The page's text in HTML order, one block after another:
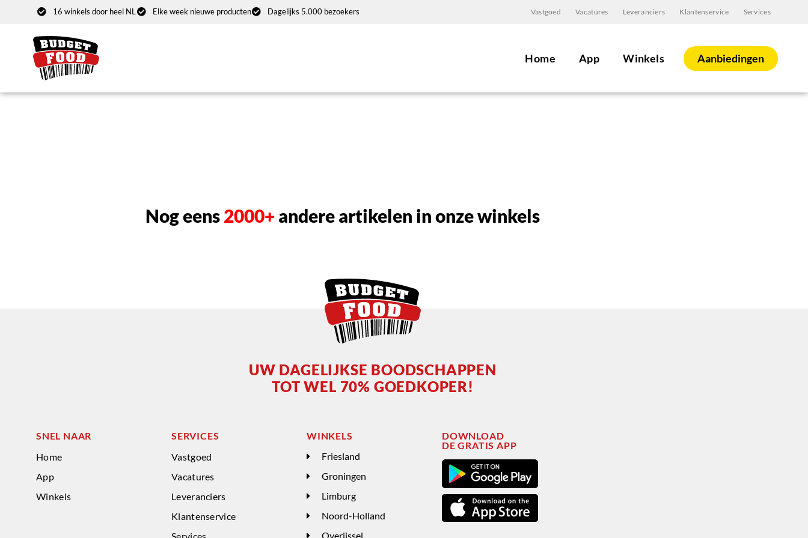
16 winkels door heel NL Elke week nieuwe producten Dagelijks 5.000 bezoekers Vastgoed Vacatures Leveranciers Klantenservice Services
Home App Winkels Aanbiedingen
Nog eens2000+andere artikelen in onze winkels
UW DAGELIJKSE BOODSCHAPPEN
TOT WEL 70% GOEDKOPER!
SNEL NAAR
Home
App
Winkels
SERVICES
Vastgoed
Vacatures
Leveranciers
Klantenservice
WINKELS
Friesland
Groningen
Limburg
Noord-Holland
Overijssel
DOWNLOAD
DE GRATIS APP